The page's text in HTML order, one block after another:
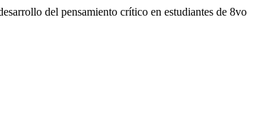
del pensamiento crítico en estudiantes de 8vo